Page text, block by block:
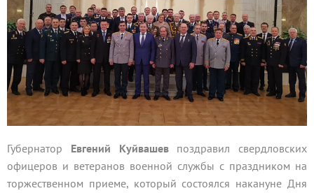
Губернатор Евгений Куйвашев поздравил свердловских
офицеров и ветеранов военной службы с праздником на
торжественном приеме, который состоялся накануне Дня